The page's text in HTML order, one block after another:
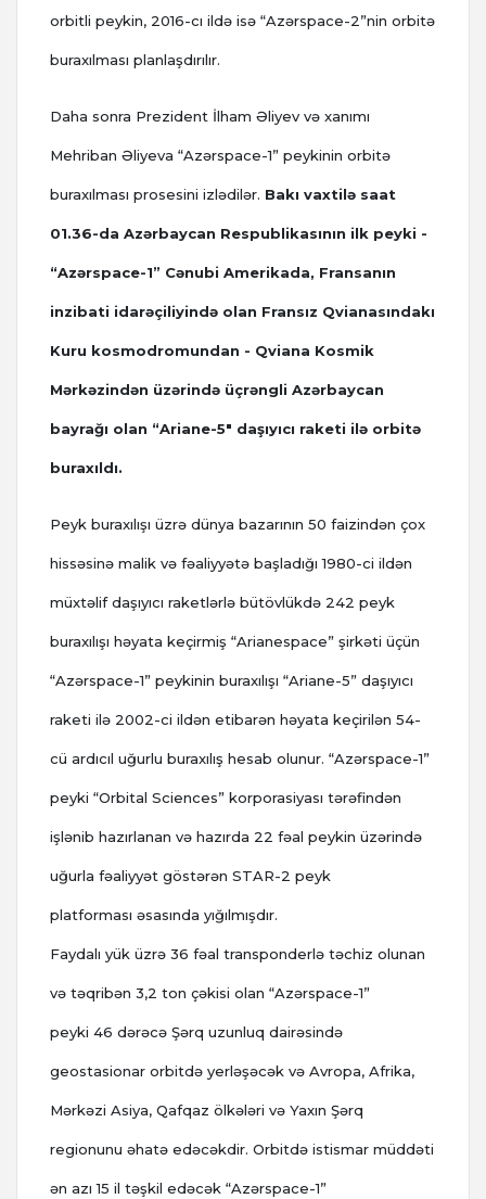
orbitli peykin, 2016-cı ildə isə “Azərspace-2”nin orbitə
buraxılması planlaşdırılır.
Daha sonra Prezident İlham Əliyev və xanımı
Mehriban Əliyeva “Azərspace-1” peykinin orbitə
buraxılması prosesini izlədilər. Bakı vaxtilə saat
01.36-da Azərbaycan Respublikasının ilk peyki -
“Azərspace-1” Cənubi Amerikada, Fransanın
inzibati idarəçiliyində olan Fransız Qvianasındakı
Kuru kosmodromundan - Qviana Kosmik
Mərkəzindən üzərində üçrəngli Azərbaycan
bayrağı olan “Ariane-5″ daşıyıcı raketi ilə orbitə
buraxıldı.
Peyk buraxılışı üzrə dünya bazarının 50 faizindən çox
hissəsinə malik və fəaliyyətə başladığı 1980-ci ildən
müxtəlif daşıyıcı raketlərlə bütövlükdə 242 peyk
buraxılışı həyata keçirmiş “Arianespace” şirkəti üçün
“Azərspace-1” peykinin buraxılışı “Ariane-5” daşıyıcı
raketi ilə 2002-ci ildən etibarən həyata keçirilən 54-
cü ardıcıl uğurlu buraxılış hesab olunur. “Azərspace-1”
peyki “Orbital Sciences” korporasiyası tərəfindən
işlənib hazırlanan və hazırda 22 fəal peykin üzərində
uğurla fəaliyyət göstərən STAR-2 peyk
platforması əsasında yığılmışdır.
Faydalı yük üzrə 36 fəal transponderlə təchiz olunan
və təqribən 3,2 ton çəkisi olan “Azərspace-1”
peyki 46 dərəcə Şərq uzunluq dairəsində
geostasionar orbitdə yerləşəcək və Avropa, Afrika,
Mərkəzi Asiya, Qafqaz ölkələri və Yaxın Şərq
regionunu əhatə edəcəkdir. Orbitdə istismar müddəti
ən azı 15 il təşkil edəcək “Azərspace-1”